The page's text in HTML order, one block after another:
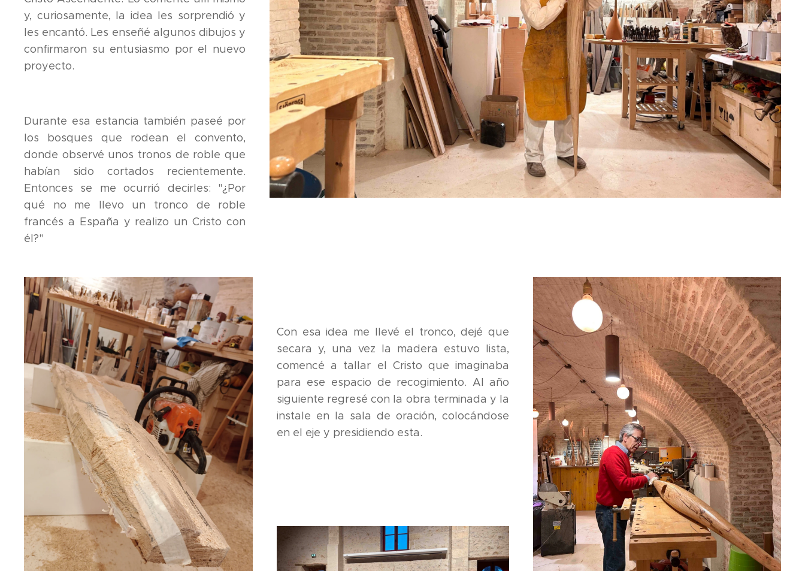
y, curiosamente, la idea les sorprendió y
les encantó. Les enseñé algunos dibujos y
confirmaron su entusiasmo por el nuevo
proyecto.
Durante esa estancia también paseé por
los bosques que rodean el convento,
donde observé unos tronos de roble que
habían sido cortados recientemente.
Entonces se me ocurrió decirles: "¿Por
qué no me llevo un tronco de roble
francés a España y realizo un Cristo con
él?"
Con esa idea me llevé el tronco, dejé que
secara y, una vez la madera estuvo lista,
comencé a tallar el Cristo que imaginaba
para ese espacio de recogimiento. Al año
siguiente regresé con la obra terminada y la
instale en la sala de oración, colocándose
en el eje y presidiendo esta.